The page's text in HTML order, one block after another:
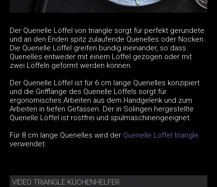
Der Quenelle Löffel von triangle sorgt für perfekt gerundete
und an den Enden spitz zulaufende Quenelles oder Nocken.
Die Quenelle Löffel greifen bündig ineinander, so dass
Quenelles entweder mit einem Löffel gezogen oder mit
zwei Löffeln geformt werden können.
Der Quenelle Löffel ist für 6 cm lange Quenelles konzipiert
und die Grifflänge des Quenelle Löffels sorgt für
ergonomisches Arbeiten aus dem Handgelenk und zum
Arbeiten in tiefen Gefässen. Der in Solingen hergestellte
Quenelle Löffel ist rostfrei und spülmaschinengeeignet.
Für 8 cm lange Quenelles wird der Quenelle Löffel triangle
verwendet.
VIDEO TRIANGLE KÜCHENHELFER